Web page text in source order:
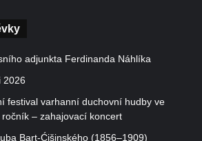
adjunkta Ferdinanda Náhlíka
2026
festival varhanní duchovní hudby ve
– zahajovací koncert
Bart-Ćišinského (1856–1909)